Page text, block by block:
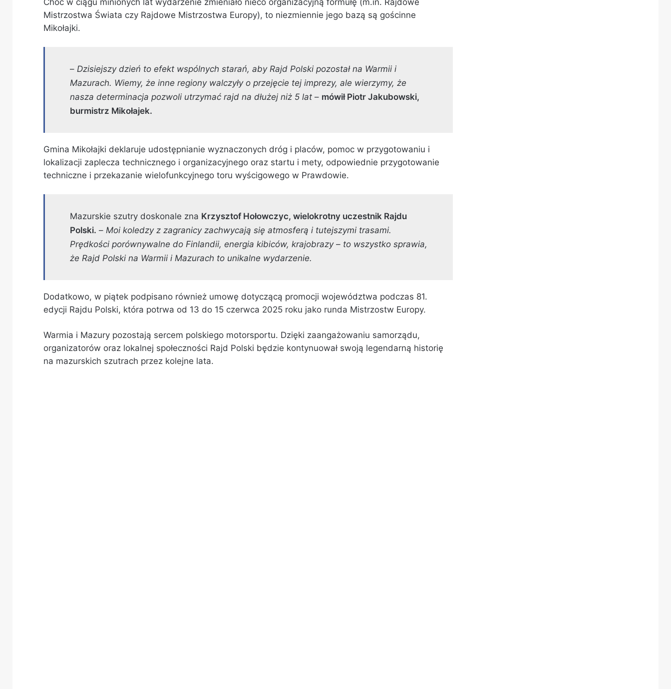
Choć w ciągu minionych lat wydarzenie zmieniało nieco organizacyjną formułę (m.in. Rajdowe
Mistrzostwa Świata czy Rajdowe Mistrzostwa Europy), to niezmiennie jego bazą są gościnne
Mikołajki.
– Dzisiejszy dzień to efekt wspólnych starań, aby Rajd Polski pozostał na Warmii i
Mazurach. Wiemy, że inne regiony walczyły o przejęcie tej imprezy, ale wierzymy, że
nasza determinacja pozwoli utrzymać rajd na dłużej niż 5 lat – mówił Piotr Jakubowski,
burmistrz Mikołajek.
Gmina Mikołajki deklaruje udostępnianie wyznaczonych dróg i placów, pomoc w przygotowaniu i
lokalizacji zaplecza technicznego i organizacyjnego oraz startu i mety, odpowiednie przygotowanie
techniczne i przekazanie wielofunkcyjnego toru wyścigowego w Prawdowie.
Mazurskie szutry doskonale zna Krzysztof Hołowczyc, wielokrotny uczestnik Rajdu
Polski. – Moi koledzy z zagranicy zachwycają się atmosferą i tutejszymi trasami.
Prędkości porównywalne do Finlandii, energia kibiców, krajobrazy – to wszystko sprawia,
że Rajd Polski na Warmii i Mazurach to unikalne wydarzenie.
Dodatkowo, w piątek podpisano również umowę dotyczącą promocji województwa podczas 81.
edycji Rajdu Polski, która potrwa od 13 do 15 czerwca 2025 roku jako runda Mistrzostw Europy.
Warmia i Mazury pozostają sercem polskiego motorsportu. Dzięki zaangażowaniu samorządu,
organizatorów oraz lokalnej społeczności Rajd Polski będzie kontynuował swoją legendarną historię
na mazurskich szutrach przez kolejne lata.